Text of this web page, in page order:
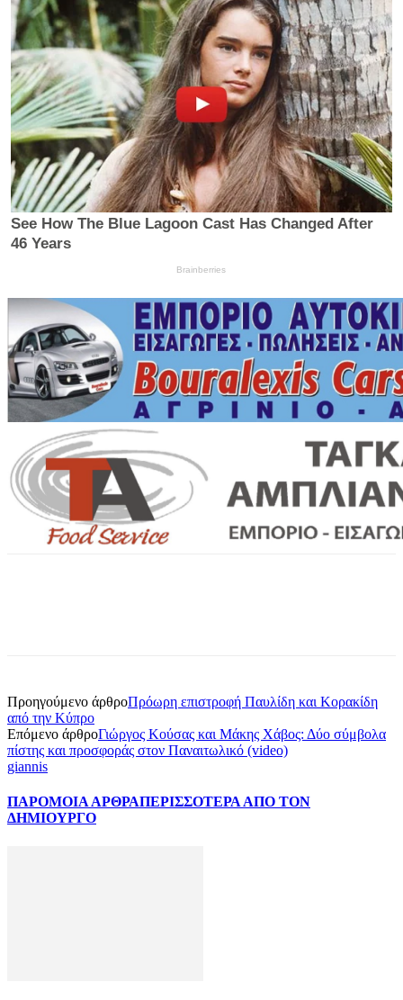
Προηγούμενο άρθροΠρόωρη επιστροφή Παυλίδη και Κορακίδη
από την Κύπρο
Επόμενο άρθροΓιώργος Κούσας και Μάκης Χάβος: Δύο σύμβολα
πίστης και προσφοράς στον Παναιτωλικό (video)
giannis
ΠΑΡΟΜΟΙΑ ΑΡΘΡΑΠΕΡΙΣΣΟΤΕΡΑ ΑΠΟ ΤΟΝ
ΔΗΜΙΟΥΡΓΟ